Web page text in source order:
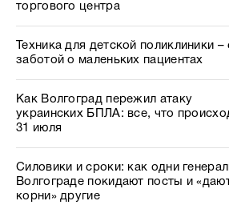
торгового центра
Техника для детской поликлиники –
заботой о маленьких пациентах
Как Волгоград пережил атаку
украинских БПЛА: все, что
31 июля
Силовики и сроки: как одни
Волгограде покидают посты и
корни» другие